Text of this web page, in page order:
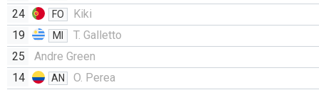
24
FO
Kiki
19
MI
T. Galletto
25
Andre Green
14
AN
O. Perea